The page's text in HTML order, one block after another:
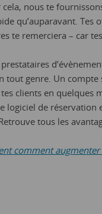
nous te
qu’auparavant. Tes
te remerciera – car
tout genre. Un compte
clients en quelques
logiciel de réservation
tous les
comment augmenter